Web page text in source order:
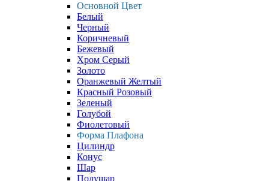
Основной Цвет
Белый
Черный
Коричневый
Бежевый
Хром Серый
Золото
Оранжевый Желтый
Красный Розовый
Зеленый
Голубой
Фиолетовый
Форма Плафона
Цилиндр
Конус
Шар
Полушар